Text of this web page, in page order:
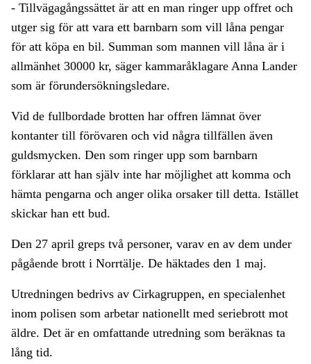
- Tillvägagångssättet är att en man ringer upp offret och
utger sig för att vara ett barnbarn som vill låna pengar
för att köpa en bil. Summan som mannen vill låna är i
allmänhet 30000 kr, säger kammaråklagare Anna Lander
som är förundersökningsledare.
Vid de fullbordade brotten har offren lämnat över
kontanter till förövaren och vid några tillfällen även
guldsmycken. Den som ringer upp som barnbarn
förklarar att han själv inte har möjlighet att komma och
hämta pengarna och anger olika orsaker till detta. Istället
skickar han ett bud.
Den 27 april greps två personer, varav en av dem under
pågående brott i Norrtälje. De häktades den 1 maj.
Utredningen bedrivs av Cirkagruppen, en specialenhet
inom polisen som arbetar nationellt med seriebrott mot
äldre. Det är en omfattande utredning som beräknas ta
lång tid.